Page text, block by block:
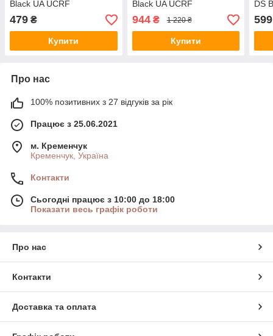
Black UA UCRF
479 ₴
Купити
Black UA UCRF
944₴ 1 220 ₴
Купити
DS
599
Про нас
100% позитивних з 27 відгуків за рік
Працює з 25.06.2021
м. Кременчук
Кременчук, Україна
Контакти
Сьогодні працює з 10:00 до 18:00
Показати весь графік роботи
Про нас
Контакти
Доставка та оплата